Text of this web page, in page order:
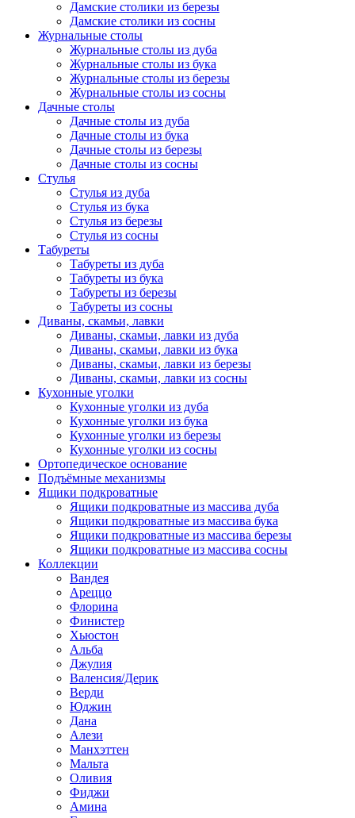
Дамские столики из березы
Дамские столики из сосны
Журнальные столы
Журнальные столы из дуба
Журнальные столы из бука
Журнальные столы из березы
Журнальные столы из сосны
Дачные столы
Дачные столы из дуба
Дачные столы из бука
Дачные столы из березы
Дачные столы из сосны
Стулья
Стулья из дуба
Стулья из бука
Стулья из березы
Стулья из сосны
Табуреты
Табуреты из дуба
Табуреты из бука
Табуреты из березы
Табуреты из сосны
Диваны, скамьи, лавки
Диваны, скамьи, лавки из дуба
Диваны, скамьи, лавки из бука
Диваны, скамьи, лавки из березы
Диваны, скамьи, лавки из сосны
Кухонные уголки
Кухонные уголки из дуба
Кухонные уголки из бука
Кухонные уголки из березы
Кухонные уголки из сосны
Ортопедическое основание
Подъёмные механизмы
Ящики подкроватные
Ящики подкроватные из массива дуба
Ящики подкроватные из массива бука
Ящики подкроватные из массива березы
Ящики подкроватные из массива сосны
Коллекции
Вандея
Ареццо
Флорина
Финистер
Хьюстон
Альба
Джулия
Валенсия/Дерик
Верди
Юджин
Дана
Алези
Манхэттен
Мальта
Оливия
Фиджи
Амина